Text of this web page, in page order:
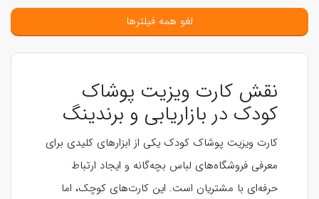
لغو همه فیلترها
نقش کارت ویزیت پوشاک
کودک در بازاریابی و برندینگ
کارت ویزیت پوشاک کودک یکی از ابزارهای کلیدی برای
معرفی فروشگاه‌های لباس بچه‌گانه و ایجاد ارتباط
حرفه‌ای با مشتریان است. این کارت‌های کوچک، اما